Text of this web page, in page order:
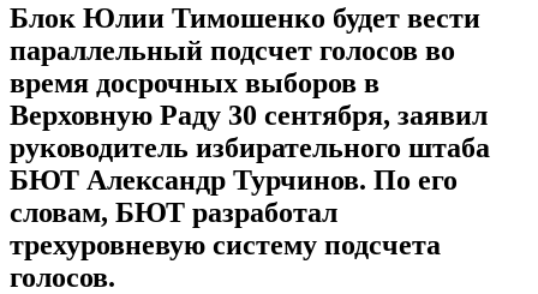
Блок Юлии Тимошенко будет вести
параллельный подсчет голосов во
время досрочных выборов в
Верховную Раду 30 сентября, заявил
руководитель избирательного штаба
БЮТ Александр Турчинов. По его
словам, БЮТ разработал
трехуровневую систему подсчета
голосов.